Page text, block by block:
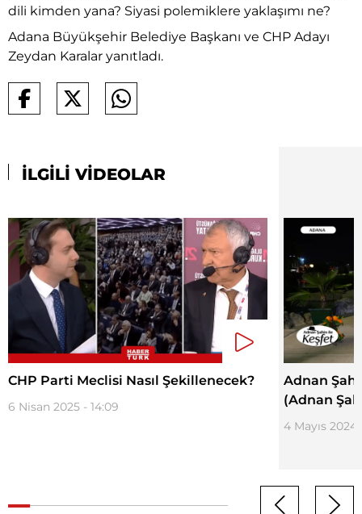
dili kimden yana? Siyasi polemiklere yaklaşımı ne?
Adana Büyükşehir Belediye Başkanı ve CHP Adayı
Zeydan Karalar yanıtladı.
İLGİLİ VİDEOLAR
CHP Parti Meclisi Nasıl Şekillenecek?
6 Nisan 2025 - 14:09
Adnan
(Adnan
4 Mayıs 2024